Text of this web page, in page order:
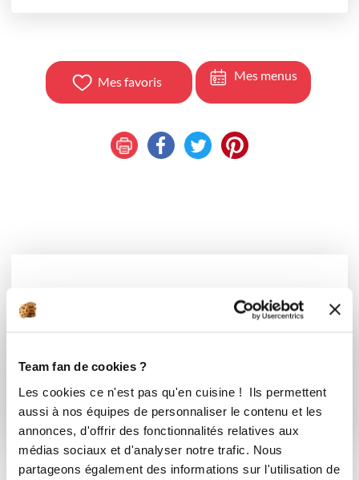
Team fan de cookies ?
Les cookies ce n'est pas qu'en cuisine ! Ils permettent
aussi à nos équipes de personnaliser le contenu et les
annonces, d'offrir des fonctionnalités relatives aux
médias sociaux et d'analyser notre trafic. Nous
partageons également des informations sur l'utilisation de
Mes favoris Mes menus
Vous souhaitez commenter cette recette
Se connecter S'inscrire